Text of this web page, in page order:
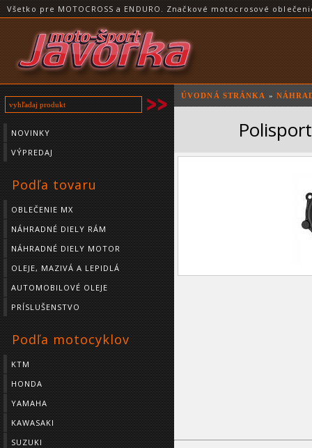
Všetko pre MOTOCROSS a ENDURO. Značkové motocrosové
NOVINKY
VÝPREDAJ
Podľa tovaru
OBLEČENIE MX
NÁHRADNÉ DIELY RÁM
NÁHRADNÉ DIELY MOTOR
OLEJE, MAZIVÁ A LEPIDLÁ
AUTOMOBILOVÉ OLEJE
PRÍSLUŠENSTVO
Podľa motocyklov
KTM
HONDA
YAMAHA
KAWASAKI
SUZUKI
ÚVODNÁ STRÁNKA »